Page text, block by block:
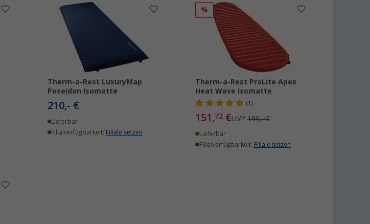
Therm-a-Rest LuxuryMap
Poseidon Isomatte
210,- €
Lieferbar
Filialverfügbarkeit: Filiale setzen
%
Therm-a-Rest ProLite Apex
Heat Wave Isomatte
(1)
151,72 €UVP199,- €
Lieferbar
Filialverfügbarkeit: Filiale setzen